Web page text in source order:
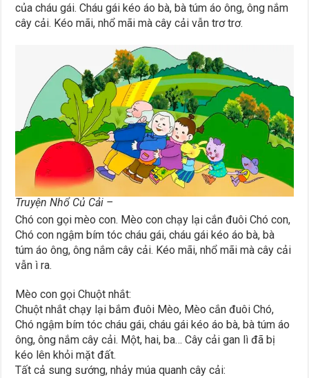
của cháu gái. Cháu gái kéo áo bà, bà túm áo ông, ông nắm
cây cải. Kéo mãi, nhổ mãi mà cây cải vẫn trơ trơ.
Truyện Nhổ Củ Cải –
Chó con gọi mèo con. Mèo con chạy lại cắn đuôi Chó con,
Chó con ngậm bím tóc cháu gái, cháu gái kéo áo bà, bà
túm áo ông, ông nắm cây cải. Kéo mãi, nhổ mãi mà cây cải
vẫn ì ra.
Mèo con gọi Chuột nhắt:
Chuột nhắt chạy lại bắm đuôi Mèo, Mèo cắn đuôi Chó,
Chó ngậm bím tóc cháu gái, cháu gái kéo áo bà, bà túm áo
ông, ông nắm cây cải. Một, hai, ba… Cây cải gan lì đã bị
kéo lên khỏi mặt đất.
Tất cả sung sướng, nhảy múa quanh cây cải: